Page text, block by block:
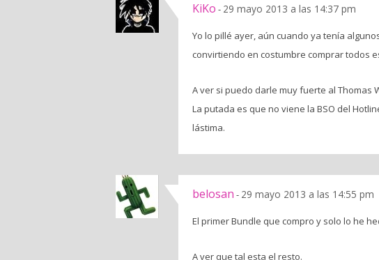
KiKo - 29 mayo 2013 a las 14:37 pm
Yo lo pillé ayer, aún cuando ya tenía
convirtiendo en costumbre comprar todos
A ver si puedo darle muy fuerte al Thomas
La putada es que no viene la BSO del
lástima.
belosan - 29 mayo 2013 a las 14:55 pm
El primer Bundle que compro y solo lo he
A ver que tal esta el resto.